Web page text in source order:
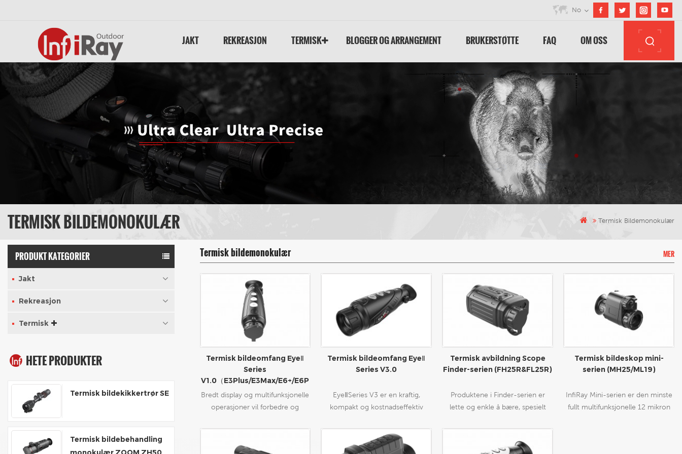
No
JAKT REKREASJON TERMISK BLOGGER OG ARRANGEMENT BRUKERSTØTTE FAQ OM OSS
TERMISK BILDEMONOKULÆR Termisk Bildemonokulær
PRODUKT KATEGORIER
Jakt
Rekreasjon
Termisk
HETE PRODUKTER
Termisk bildekikkertrør SE
Termisk bildebehandling
Termisk bildemonokulær MER
Termisk bildeomfang EyeⅡ
Series
V1.0（E3Plus/E3Max/E6+/E6P
Bredt display og multifunksjonelle
operasjoner vil forbedre og
øyeblikket av utendørsaktiviteter.
Stor og større.
Termisk bildeomfang EyeⅡ
Series V3.0
EyeⅡSeries V3 er en kraftig,
kompakt og kostnadseffektiv
en 12μm640*512 oppløsning
termisk sensor med
Termisk avbildning Scope
Finder-serien (FH25R&FL25R)
Produktene i Finder-serien er
lette og enkle å bære, spesielt
kan puttes i lommen når som
helst og hvor som helst. Den
Termisk bildeskop mini-
serien (MH25/ML19)
InfiRay Mini-serien er den minste
fullt multifunksjonelle 12 mikron